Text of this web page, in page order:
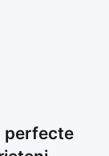
perfecte